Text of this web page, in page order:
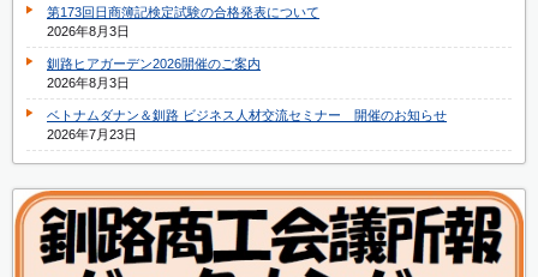
第173回日商簿記検定試験の合格発表について
2026年8月3日
釧路ヒアガーデン2026開催のご案内
2026年8月3日
ベトナムダナン＆釧路 ビジネス人材交流セミナー 開催のお知らせ
2026年7月23日